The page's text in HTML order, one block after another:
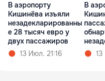
В аэропорту
Кишинёва изъяли
незадекларированны
е 28 тысяч евро у
двух пассажиров
13 Июл. 21:16
В
ю